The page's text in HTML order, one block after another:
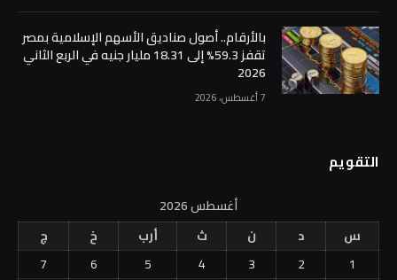
بالأرقام.. أصول صناديق الأسهم الإسلامية بمصر
تقفز 59.3% إلى 18.31 مليار جنيه في الربع الثاني
2026
7 أغسطس، 2026
التقويم
أغسطس 2026
س
د ن ث أرب خ
ج
1
2
3
4
5
6
7